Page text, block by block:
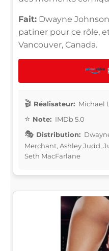
Fait: Dwayne
patiner pour ce rôle,
Vancouver, Canada.
Réalisateur: Michael
Note: IMDb 5.0
Distribution:
Merchant, Ashley Judd,
Seth MacFarlane